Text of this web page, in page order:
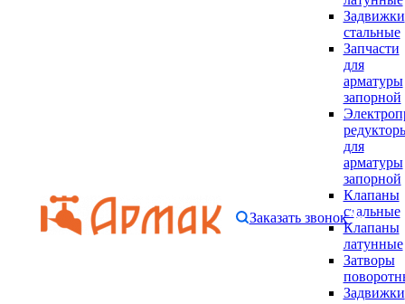
Задвижки
стальные
Запчасти
для
арматуры
запорной
для
арматуры
запорной
Клапаны
стальные
Клапаны
латунные
Затворы
Задвижки
Заказать звонок